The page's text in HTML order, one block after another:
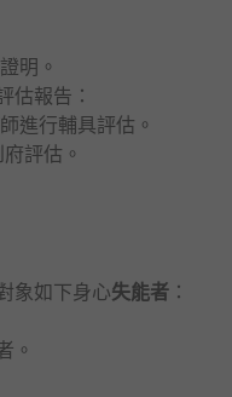
明。
估報告：
進行輔具評估。
評估。
象如下身心失能者 ：
。